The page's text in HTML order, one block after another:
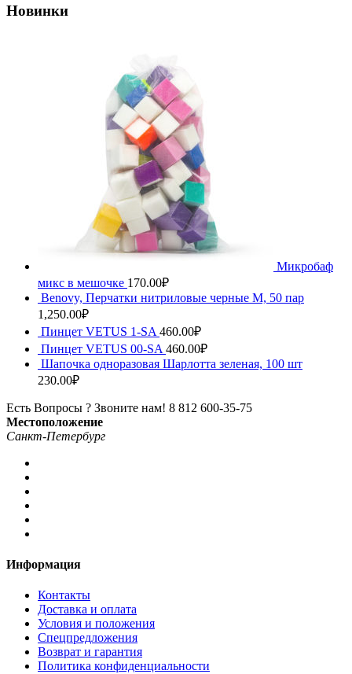
Новинки
Микробаф
микс в мешочке 170.00₽
Benovy, Перчатки нитриловые черные M, 50 пар
1,250.00₽
Пинцет VETUS 1-SA 460.00₽
Пинцет VETUS 00-SA 460.00₽
Шапочка одноразовая Шарлотта зеленая, 100 шт
230.00₽
Есть Вопросы ? Звоните нам! 8 812 600-35-75
Местоположение
Санкт-Петербург
Информация
Контакты
Доставка и оплата
Условия и положения
Спецпредложения
Возврат и гарантия
Политика конфиденциальности